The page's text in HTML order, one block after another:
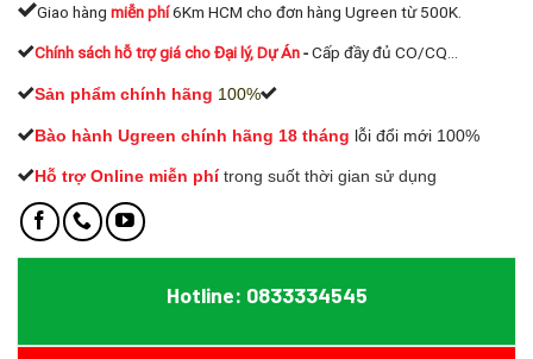
Giao hàng miễn phí6Km HCM cho đơn hàng Ugreen từ 500K.
Chính sách hỗ trợ giá cho Đại lý, Dự Án-Cấp đầy đủ CO/CQ...
Sản phẩm chính hãng 100%
Bào hành Ugreen chính hãng 18 tháng lỗi đổi mới 100%
Hỗ trợ Online miễn phí trong suốt thời gian sử dụng
Hotline: 0833334545